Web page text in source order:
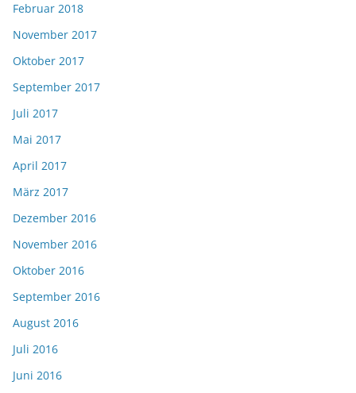
Februar 2018
November 2017
Oktober 2017
September 2017
Juli 2017
Mai 2017
April 2017
März 2017
Dezember 2016
November 2016
Oktober 2016
September 2016
August 2016
Juli 2016
Juni 2016